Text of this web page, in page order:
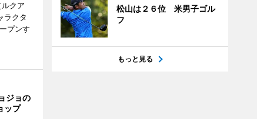
クア
ラクタ
プンす
ジョの
ップ
松山は２６位 米男子ゴル
フ
もっと見る